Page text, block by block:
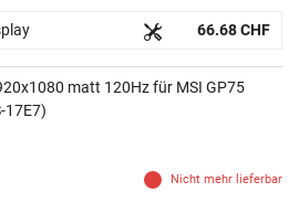
66.68 CHF
matt 120Hz für MSI GP75
17E7)
Nicht mehr lieferbar